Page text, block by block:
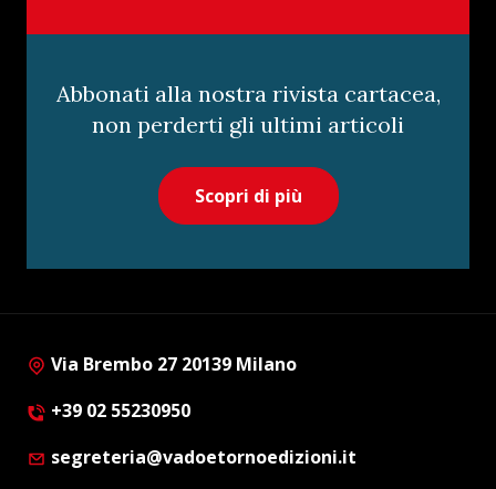
Abbonati alla nostra rivista cartacea,
non perderti gli ultimi articoli
Scopri di più
Via Brembo 27 20139 Milano
+39 02 55230950
segreteria@vadoetornoedizioni.it